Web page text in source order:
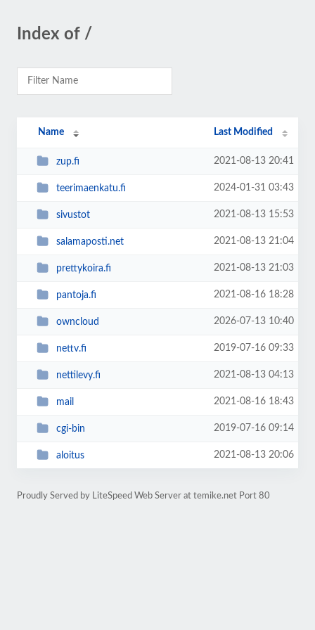
Index of /
Name Last Modified
zup.fi 2021-08-13 20:41
teerimaenkatu.fi 2024-01-31 03:43
sivustot 2021-08-13 15:53
salamaposti.net 2021-08-13 21:04
prettykoira.fi 2021-08-13 21:03
pantoja.fi 2021-08-16 18:28
owncloud 2026-07-13 10:40
nettv.fi 2019-07-16 09:33
nettilevy.fi 2021-08-13 04:13
mail 2021-08-16 18:43
cgi-bin 2019-07-16 09:14
aloitus 2021-08-13 20:06
Proudly Served by LiteSpeed Web Server at temike.net Port 80